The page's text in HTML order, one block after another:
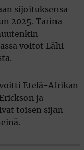
sijoituksensa
2025. Tarina
voitot Lähi-
voitti Etelä-Afrikan
ja
toisen sijan